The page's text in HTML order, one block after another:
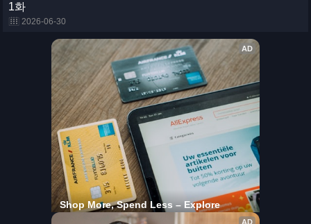
1화
2026-06-30